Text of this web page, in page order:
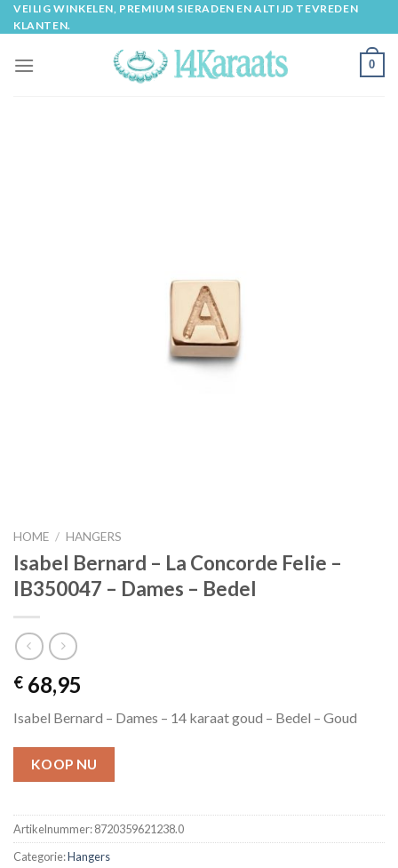
Skip
to
VEILIG WINKELEN, PREMIUM SIERADEN EN ALTIJD TEVREDEN
KLANTEN.
0
HOME / HANGERS
Isabel Bernard – La Concorde Felie –
IB350047 – Dames – Bedel
€ 68,95
Isabel Bernard – Dames – 14 karaat goud – Bedel – Goud
KOOP NU
Artikelnummer:8720359621238.0
Categorie:Hangers